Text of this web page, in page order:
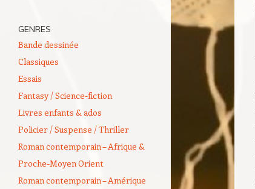
GENRES
Bande dessinée
Classiques
Essais
Fantasy / Science-fiction
Livres enfants & ados
Policier / Suspense / Thriller
Roman contemporain – Afrique &
Proche-Moyen Orient
Roman contemporain – Amérique